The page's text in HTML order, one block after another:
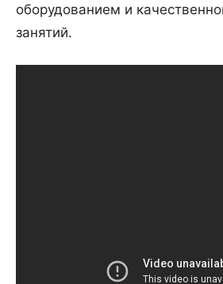
оборудованием и
занятий.